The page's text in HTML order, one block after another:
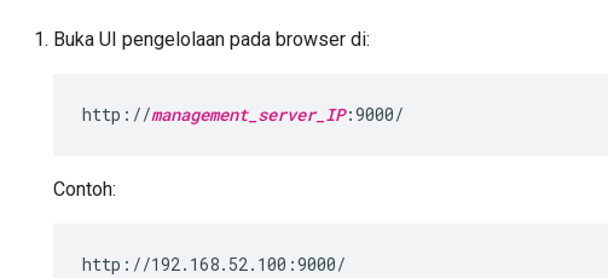
Buka UI pengelolaan pada browser di:
http://management_server_IP:9000/
Contoh:
http://192.168.52.100:9000/